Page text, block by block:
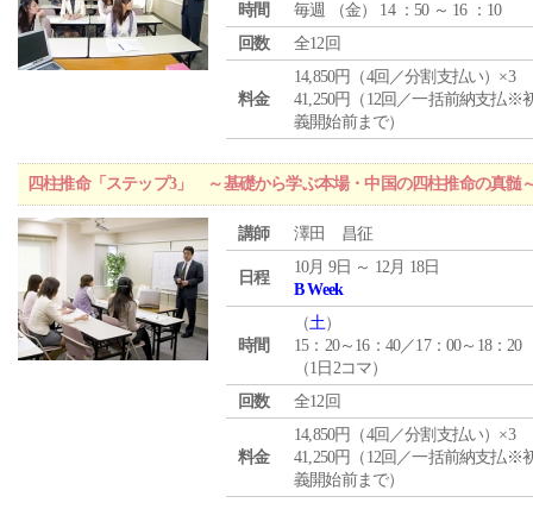
時間
毎週 （金） 14 ：50 ～ 16 ：10
回数
全12回
料金
14,850円（4回／分割支払い）×3
41,250円（12回／一括前納支払※
義開始前まで）
四柱推命「ステップ3」 ～基礎から学ぶ本場・中国の四柱推命の真髄
講師 澤田 昌征
日程
10月 9日 ～ 12月 18日
B Week
時間
（土）
15：20～16：40／17：00～18：20
（1日2コマ）
回数
全12回
料金
14,850円（4回／分割支払い）×3
41,250円（12回／一括前納支払※
義開始前まで）